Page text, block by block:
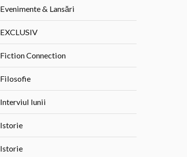
Evenimente & Lansări
EXCLUSIV
Fiction Connection
Filosofie
Interviul lunii
Istorie
Istorie